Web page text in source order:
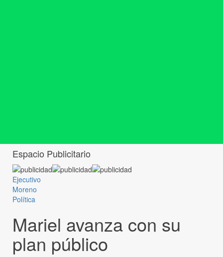
Espacio Publicitario
Ejecutivo
Moreno
Política
Mariel avanza con su
plan público